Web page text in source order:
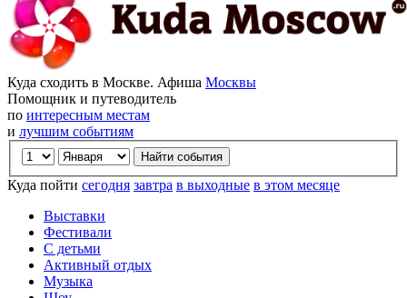
Куда сходить в Москве. Афиша Москвы
Помощник и путеводитель
по интересным местам
и лучшим событиям
Куда пойти сегодня завтра в выходные в этом месяце
Выставки
Фестивали
С детьми
Активный отдых
Музыка